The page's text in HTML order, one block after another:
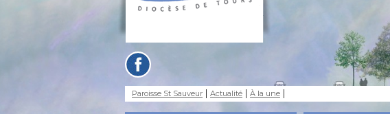
Paroisse St Sauveur Actualité À la une